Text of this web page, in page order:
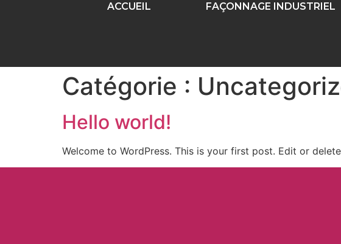
ACCUEIL FAÇONNAGE INDUSTRIEL
Catégorie :
Hello world!
Welcome to WordPress. This is your first post. Edit or